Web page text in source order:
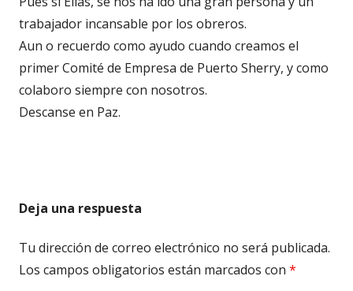
trabajador incansable por los obreros.
Aun o recuerdo como ayudo cuando creamos el
primer Comité de Empresa de Puerto Sherry, y como
colaboro siempre con nosotros.
Descanse en Paz.
Deja una respuesta
Tu dirección de correo electrónico no será publicada.
Los campos obligatorios están marcados con *